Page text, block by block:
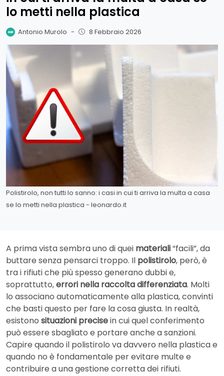
lo metti nella plastica
Antonio Murolo - 8 Febbraio 2026
Polistirolo, non tutti lo sanno: i casi in cui ti arriva la multa a casa
se lo metti nella plastica - leonardo.it
A prima vista sembra uno di quei materiali“facili”, da
buttare senza pensarci troppo. Il polistirolo, però, è
tra i rifiuti che più spesso generano dubbi e,
soprattutto,errori nella raccolta differenziata. Molti
lo associano automaticamente alla plastica, convinti
che basti questo per fare la cosa giusta. In realtà,
esistono situazioni precisein cui quel conferimento
può essere sbagliato e portare anche a sanzioni.
Capire quando il polistirolo va davvero nella plastica e
quando no è fondamentale per evitare multe e
contribuire a una gestione corretta dei rifiuti.